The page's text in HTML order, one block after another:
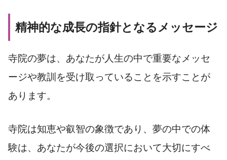
精神的な成長の指針となるメッセージ
寺院の夢は、あなたが人生の中で重要なメッセ
ージや教訓を受け取っていることを示すことが
あります。
寺院は知恵や叡智の象徴であり、夢の中での体
験は、あなたが今後の選択において大切にすべ